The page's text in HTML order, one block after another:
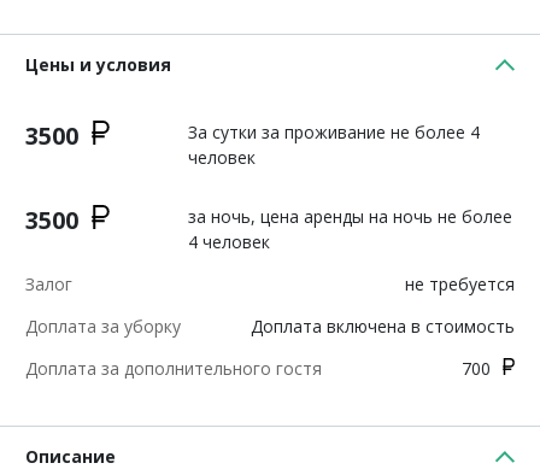
Цены и условия
3500
За сутки за проживание не более 4
человек
3500
за ночь, цена аренды на ночь не более
4 человек
Залог
не требуется
Доплата за уборку
Доплата включена в стоимость
Доплата за дополнительного гостя
700
Описание